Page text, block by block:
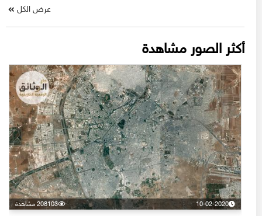
عرض الكل
أكثر الصور مشاهدة
10-02-2020 208103 مشاهدة